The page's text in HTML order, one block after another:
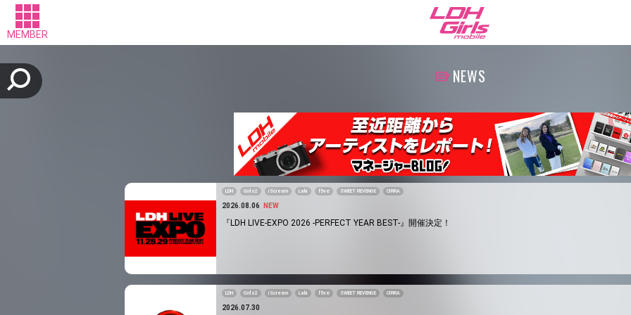
MEMBER
NEWS
LDH Girls2 iScream Laki f5ve SWEET REVENGE CIRRA
2026.08.06 NEW
『LDH LIVE-EXPO 2026 -PERFECT YEAR BEST-』開催決定！
LDH Girls2 iScream Laki f5ve SWEET REVENGE CIRRA
2026.07.30